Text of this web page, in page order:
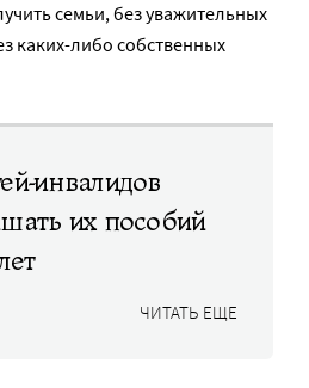
семьи, без уважительных
каких-либо собственных
инвалидов
их пособий
ЧИТАТЬ ЕЩЕ